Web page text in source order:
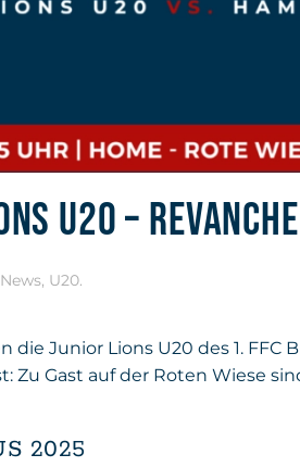
U20 –
News, U20.
Junior Lions U20 des 1. FFC
Gast auf der Roten Wiese
2025